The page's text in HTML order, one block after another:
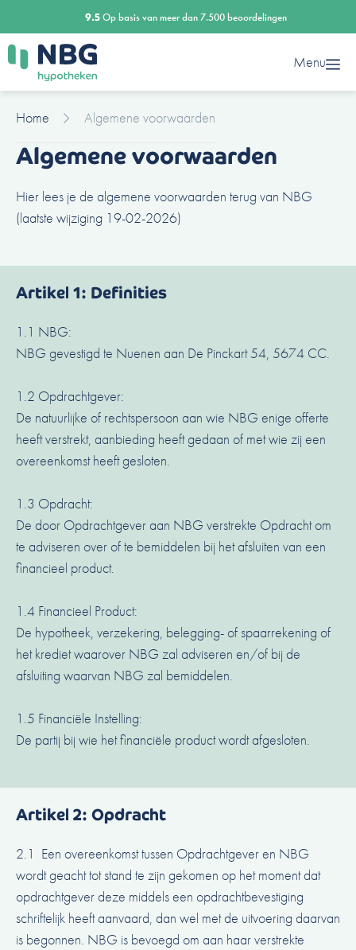
naar
de
inhoud
9.5Op basis van meer dan 7.500 beoordelingen
Menu
Home Algemene voorwaarden
Algemene voorwaarden
Hier lees je de algemene voorwaarden terug van NBG
(laatste wijziging 19-02-2026)
Artikel 1: Definities
1.1 NBG:
NBG gevestigd te Nuenen aan De Pinckart 54, 5674 CC.
1.2 Opdrachtgever:
De natuurlijke of rechtspersoon aan wie NBG enige offerte
heeft verstrekt, aanbieding heeft gedaan of met wie zij een
overeenkomst heeft gesloten.
1.3 Opdracht:
De door Opdrachtgever aan NBG verstrekte Opdracht om
te adviseren over of te bemiddelen bij het afsluiten van een
financieel product.
1.4 Financieel Product:
De hypotheek, verzekering, belegging- of spaarrekening of
het krediet waarover NBG zal adviseren en/of bij de
afsluiting waarvan NBG zal bemiddelen.
1.5 Financiële Instelling:
De partij bij wie het financiële product wordt afgesloten.
Artikel 2: Opdracht
2.1 Een overeenkomst tussen Opdrachtgever en NBG
wordt geacht tot stand te zijn gekomen op het moment dat
opdrachtgever deze middels een opdrachtbevestiging
schriftelijk heeft aanvaard, dan wel met de uitvoering daarvan
is begonnen. NBG is bevoegd om aan haar verstrekte